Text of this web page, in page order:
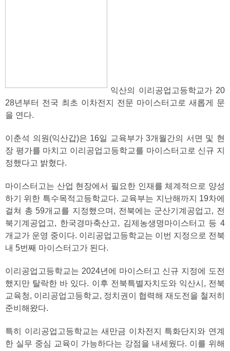
익산의 이리공업고등학교가 20
28년부터 전국 최초 이차전지 전문 마이스터고로 새롭게 문
을 연다.
이춘석 의원(익산갑)은 16일 교육부가 3개월간의 서면 및 현
장 평가를 마치고 이리공업고등학교를 마이스터고로 신규 지
정했다고 밝혔다.
마이스터고는 산업 현장에서 필요한 인재를 체계적으로 양성
하기 위한 특수목적고등학교다. 교육부는 지난해까지 19차에
걸쳐 총 59개교를 지정했으며, 전북에는 군산기계공업고, 전
북기계공업고, 한국경마축산고, 김제농생명마이스터고 등 4
개교가 운영 중이다. 이리공업고등학교는 이번 지정으로 전북
내 5번째 마이스터고가 된다.
이리공업고등학교는 2024년에 마이스터고 신규 지정에 도전
했지만 탈락한 바 있다. 이후 전북특별자치도와 익산시, 전북
교육청, 이리공업고등학교, 정치권이 협력해 재도전을 철저히
준비해왔다.
특히 이리공업고등학교는 새만금 이차전지 특화단지와 연계
한 실무 중심 교육이 가능하다는 강점을 내세웠다. 이를 위해